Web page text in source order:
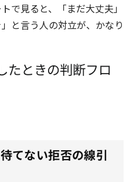
で見ると、「まだ大丈夫」
と言う人の対立が、かなり
たときの判断フロ
てない拒否の線引